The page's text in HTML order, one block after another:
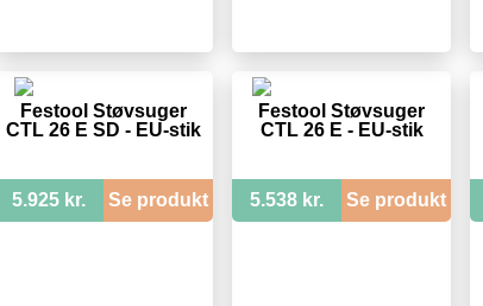
Festool Støvsuger
CTL 26 E SD - EU-stik
5.925 kr. Se produkt
Festool Støvsuger
CTL 26 E - EU-stik
5.538 kr. Se produkt